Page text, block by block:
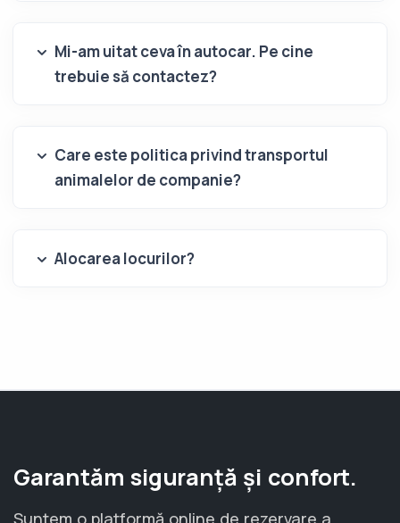
Mi-am uitat ceva în autocar. Pe cine
trebuie să contactez?
Care este politica privind transportul
animalelor de companie?
Alocarea locurilor?
Garantăm siguranță și confort.
Suntem o platformă online de rezervare a